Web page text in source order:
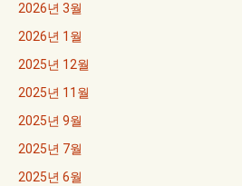
2026년 3월
2026년 1월
2025년 12월
2025년 11월
2025년 9월
2025년 7월
2025년 6월